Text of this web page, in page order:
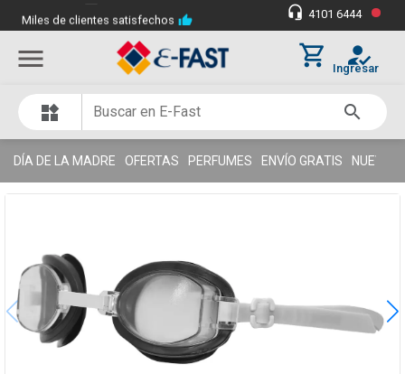
Miles de clientes satisfechos thumb_up headset_mic 4101 6444 •
menu shopping_cart how_to_reg
Ingresar
widgets search
DÍA DE LA MADRE OFERTAS PERFUMES ENVÍO GRATIS NUEVOS